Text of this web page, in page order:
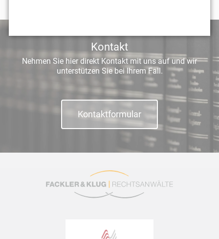
Kontakt
Nehmen Sie hier direkt Kontakt mit uns auf und wir
unterstützen Sie bei Ihrem Fall.
Kontaktformular